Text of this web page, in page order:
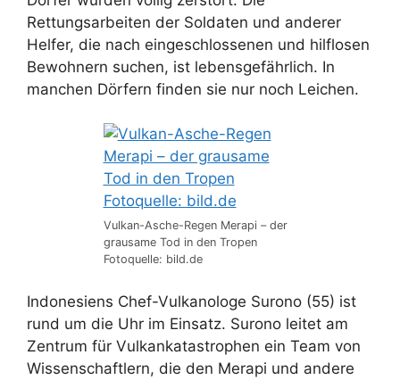
Rettungsarbeiten der Soldaten und anderer
Helfer, die nach eingeschlossenen und hilflosen
Bewohnern suchen, ist lebensgefährlich. In
manchen Dörfern finden sie nur noch Leichen.
Vulkan-Asche-Regen Merapi – der
grausame Tod in den Tropen
Fotoquelle: bild.de
Indonesiens Chef-Vulkanologe Surono (55) ist
rund um die Uhr im Einsatz. Surono leitet am
Zentrum für Vulkankatastrophen ein Team von
Wissenschaftlern, die den Merapi und andere